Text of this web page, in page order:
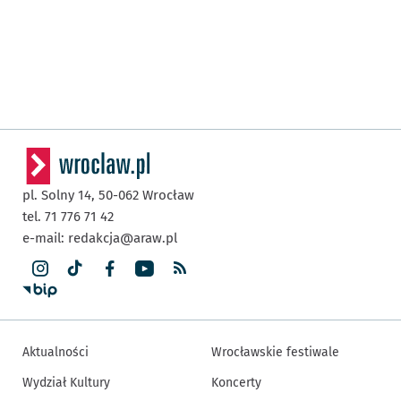
pl. Solny 14, 50-062 Wrocław
tel. 71 776 71 42
e-mail: redakcja@araw.pl
Aktualności
Wydział Kultury
Wrocławskie festiwale
Koncerty